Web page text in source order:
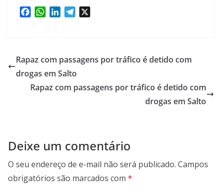
b
o
o
k
W
s
A
p
p
e
d
I
n
g
r
a
m
Rapaz com passagens por tráfico é detido com
drogas em Salto
Rapaz com passagens por tráfico é detido com
drogas em Salto
Deixe um comentário
O seu endereço de e-mail não será publicado. Campos
obrigatórios são marcados com *